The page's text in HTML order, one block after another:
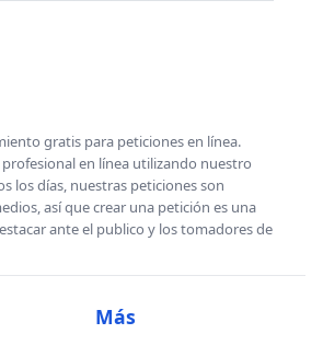
gratis para peticiones en línea.
en línea utilizando nuestro
los días, nuestras peticiones son
así que crear una petición es una
ante el publico y los tomadores de
Más